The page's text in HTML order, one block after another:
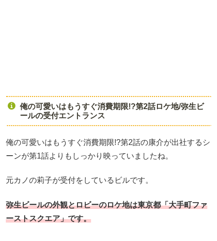
俺の可愛いはもうすぐ消費期限!?第2話ロケ地/弥生ビ
ールの受付エントランス
俺の可愛いはもうすぐ消費期限!?第2話の康介が出社するシ
ーンが第1話よりもしっかり映っていましたね。
元カノの莉子が受付をしているビルです。
弥生ビールの外観とロビーのロケ地は東京都「大手町ファ
ーストスクエア」です。